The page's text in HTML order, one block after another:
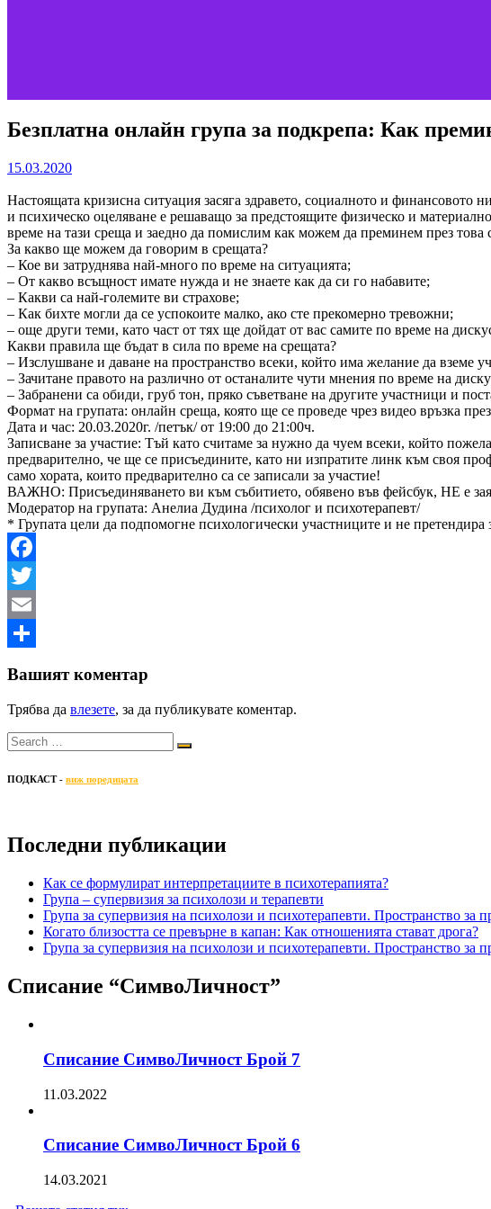
Безплатна онлайн група за подкрепа: Как
15.03.2020
Настоящата кризисна ситуация засяга здравето, социалното и
и психическо оцеляване е решаващо за предстоящите физическо и
време на тази среща и заедно да помислим как можем да преминем през
За какво ще можем да говорим в срещата?
– Кое ви затруднява най-много по време на ситуацията;
– От какво всъщност имате нужда и не знаете как да си го набавите;
– Какви са най-големите ви страхове;
– Как бихте могли да се успокоите малко, ако сте прекомерно тревожни;
– още други теми, като част от тях ще дойдат от вас самите по време на
Какви правила ще бъдат в сила по време на срещата?
– Изслушване и даване на пространство всеки, който има желание да вземе
– Зачитане правото на различно от останалите чути мнения по време на
– Забранени са обиди, груб тон, пряко съветване на другите участници и
Формат на групата: онлайн среща, която ще се проведе чрез видео връзка
Дата и час: 20.03.2020г. /петък/ от 19:00 до 21:00ч.
Записване за участие: Тъй като считаме за нужно да чуем всеки, който
предварително, че ще се присъедините, като ни изпратите линк към своя
само хората, които предварително са се записали за участие!
ВАЖНО: Присъединяването ви към събитието, обявено във фейсбук, НЕ е
Модератор на групата: Анелиа Дудина /психолог и психотерапевт/
* Групата цели да подпомогне психологически участниците и не
Facebook
Twitter
Email
Вашият коментар
Трябва да влезете, за да публикувате коментар.
ПОДКАСТ - виж поредицата
Последни публикации
Как се формулират интерпретациите в психотерапията?
Група – супервизия за психолози и терапевти
Група за супервизия на психолози и психотерапевти. Пространство за
Когато близостта се превърне в капан: Как отношенията стават дрога?
Група за супервизия на психолози и психотерапевти. Пространство за
Списание “СимвоЛичност”
Списание СимвоЛичност Брой 7
11.03.2022
Списание СимвоЛичност Брой 6
14.03.2021